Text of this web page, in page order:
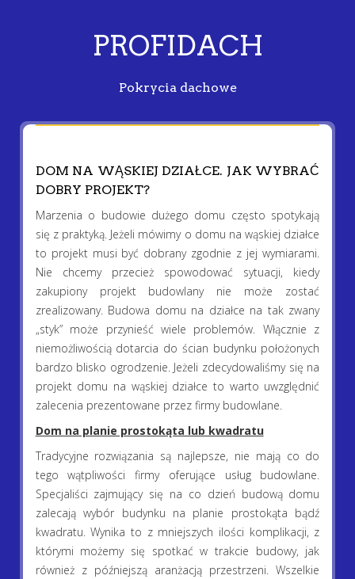
PROFIDACH
Pokrycia dachowe
DOM NA WĄSKIEJ DZIAŁCE. JAK WYBRAĆ
DOBRY PROJEKT?
Marzenia o budowie dużego domu często spotykają
się z praktyką. Jeżeli mówimy o domu na wąskiej działce
to projekt musi być dobrany zgodnie z jej wymiarami.
Nie chcemy przecież spowodować sytuacji, kiedy
zakupiony projekt budowlany nie może zostać
zrealizowany. Budowa domu na działce na tak zwany
„styk” może przynieść wiele problemów. Włącznie z
niemożliwością dotarcia do ścian budynku położonych
bardzo blisko ogrodzenie. Jeżeli zdecydowaliśmy się na
projekt domu na wąskiej działce to warto uwzględnić
zalecenia prezentowane przez firmy budowlane.
Dom na planie prostokąta lub kwadratu
Tradycyjne rozwiązania są najlepsze, nie mają co do
tego wątpliwości firmy oferujące usług budowlane.
Specjaliści zajmujący się na co dzień budową domu
zalecają wybór budynku na planie prostokąta bądź
kwadratu. Wynika to z mniejszych ilości komplikacji, z
którymi możemy się spotkać w trakcie budowy, jak
również z późniejszą aranżacją przestrzeni. Wszelkie